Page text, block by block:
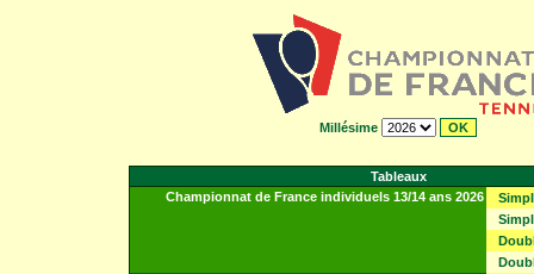
Millésime
Tableaux
Championnat de France individuels 13/14 ans 2026